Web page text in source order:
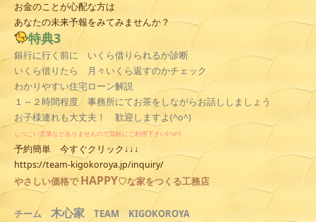
お金のことが心配な方は
あなたの未来予報をみてみませんか？
特典3
銀行に行く前に いくら借りられるか診断
いくら借りたら 月々いくら返すのかチェック
わかりやすい住宅ローン解説
１～２時間程度 事務所にてお茶をしながらお話ししましょう
お子様連れも大丈夫！ 歓迎しますよ(^o^)
しつこい営業などありませんので気軽にご利用下さい(^o^)
予約簡単 今すぐクリック↓↓↓
https://team-kigokoroya.jp/inquiry/
やさしい価格でHAPPY♡な家をつくる工務店
チーム 木心家 TEAM KIGOKOROYA